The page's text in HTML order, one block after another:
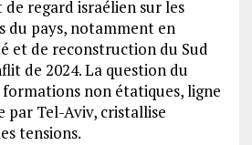
regard israélien sur les
du pays, notamment en
et de reconstruction du Sud
de 2024. La question du
non étatiques, ligne
par Tel-Aviv, cristallise
tensions.